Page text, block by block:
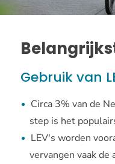
Gebruik van
Circa 3% van de
step is het
LEV's worden
vervangen vaak de